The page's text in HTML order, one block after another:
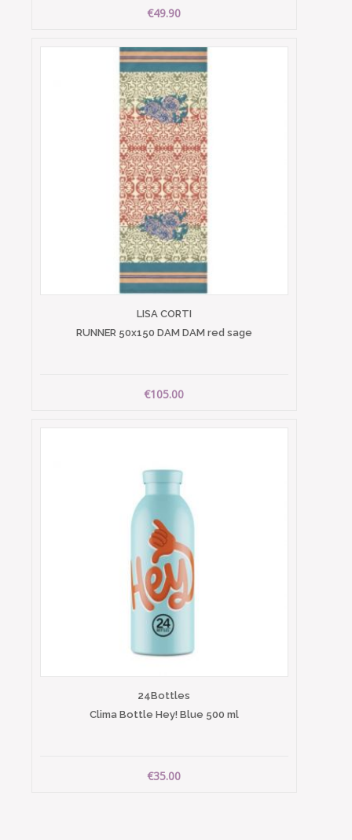
€49.90
LISA CORTI
RUNNER 50x150 DAM DAM red sage
€105.00
24Bottles
Clima Bottle Hey! Blue 500 ml
€35.00